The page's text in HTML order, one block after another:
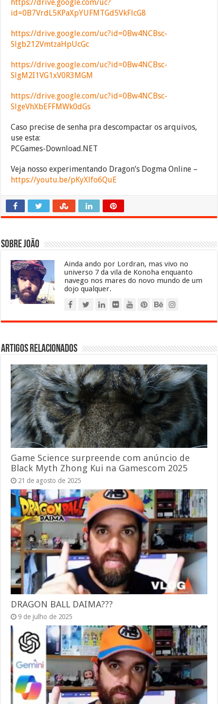
https://drive.google.com/uc?
id=0B7VrdL5KPaXpYUFMTGd5VkFlcG8
https://drive.google.com/uc?id=0Bw4NCBsc-
Slgb212VmtzaHpUcGc
https://drive.google.com/uc?id=0Bw4NCBsc-
SlgM2I1VG1xV0R3MGM
https://drive.google.com/uc?id=0Bw4NCBsc-
SlgeVhXbEFFMWk0dGs
Caso precise de senha pra descompactar os arquivos,
use esta:
PCGames-Download.NET
Veja nosso experimentando Dragon’s Dogma Online –
https://youtu.be/pKyXlfo6QuE
Sobre João
Ainda ando por Lordran, mas vivo no
universo 7 da vila de Konoha enquanto
navego nos mares do novo mundo de um
dojo qualquer.
Artigos relacionados
Game Science surpreende com anúncio de
Black Myth Zhong Kui na Gamescom 2025
21 de agosto de 2025
DRAGON BALL DAIMA???
9 de julho de 2025